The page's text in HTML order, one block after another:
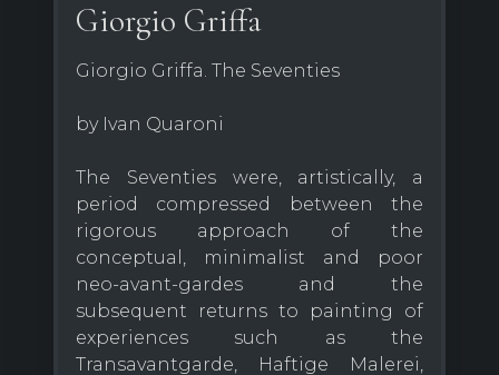
Giorgio Griffa
Giorgio Griffa. The Seventies
by Ivan Quaroni
The Seventies were, artistically, a
period compressed between the
rigorous approach of the
conceptual, minimalist and poor
neo-avant-gardes and the
subsequent returns to painting of
experiences such as the
Transavantgarde, Haftige Malerei,